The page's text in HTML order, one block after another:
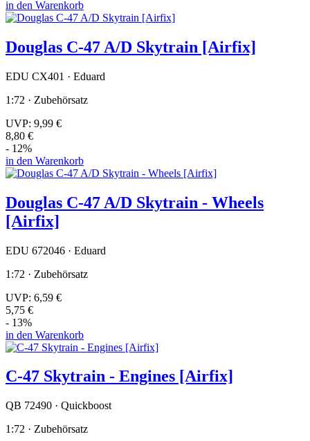
in den Warenkorb
Douglas C-47 A/D Skytrain [Airfix]
EDU CX401 · Eduard
1:72 · Zubehörsatz
UVP: 9,99 €
8,80 €
- 12%
in den Warenkorb
Douglas C-47 A/D Skytrain - Wheels
[Airfix]
EDU 672046 · Eduard
1:72 · Zubehörsatz
UVP: 6,59 €
5,75 €
- 13%
in den Warenkorb
C-47 Skytrain - Engines [Airfix]
QB 72490 · Quickboost
1:72 · Zubehörsatz